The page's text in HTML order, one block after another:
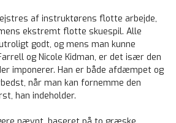
af instruktørens flotte arbejde,
ekstremt flotte skuespil. Alle
godt, og mens man kunne
og Nicole Kidman, er det især den
imponerer. Han er både afdæmpet og
når man kan fornemme den
han indeholder.